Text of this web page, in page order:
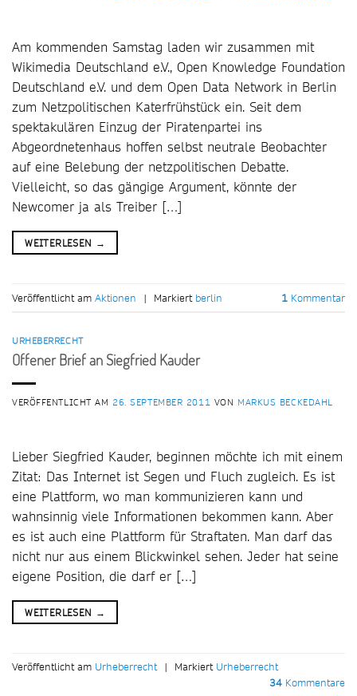
Am kommenden Samstag laden wir zusammen mit
Wikimedia Deutschland e.V., Open Knowledge Foundation
Deutschland e.V. und dem Open Data Network in Berlin
zum Netzpolitischen Katerfrühstück ein. Seit dem
spektakulären Einzug der Piratenpartei ins
Abgeordnetenhaus hoffen selbst neutrale Beobachter
auf eine Belebung der netzpolitischen Debatte.
Vielleicht, so das gängige Argument, könnte der
Newcomer ja als Treiber […]
WEITERLESEN →
Veröffentlicht am Aktionen | Markiert berlin 1 Kommentar
URHEBERRECHT
Offener Brief an Siegfried Kauder
VERÖFFENTLICHT AM 26. SEPTEMBER 2011 VON MARKUS BECKEDAHL
Lieber Siegfried Kauder, beginnen möchte ich mit einem
Zitat: Das Internet ist Segen und Fluch zugleich. Es ist
eine Plattform, wo man kommunizieren kann und
wahnsinnig viele Informationen bekommen kann. Aber
es ist auch eine Plattform für Straftaten. Man darf das
nicht nur aus einem Blickwinkel sehen. Jeder hat seine
eigene Position, die darf er […]
WEITERLESEN →
Veröffentlicht am Urheberrecht | Markiert Urheberrecht
34 Kommentare